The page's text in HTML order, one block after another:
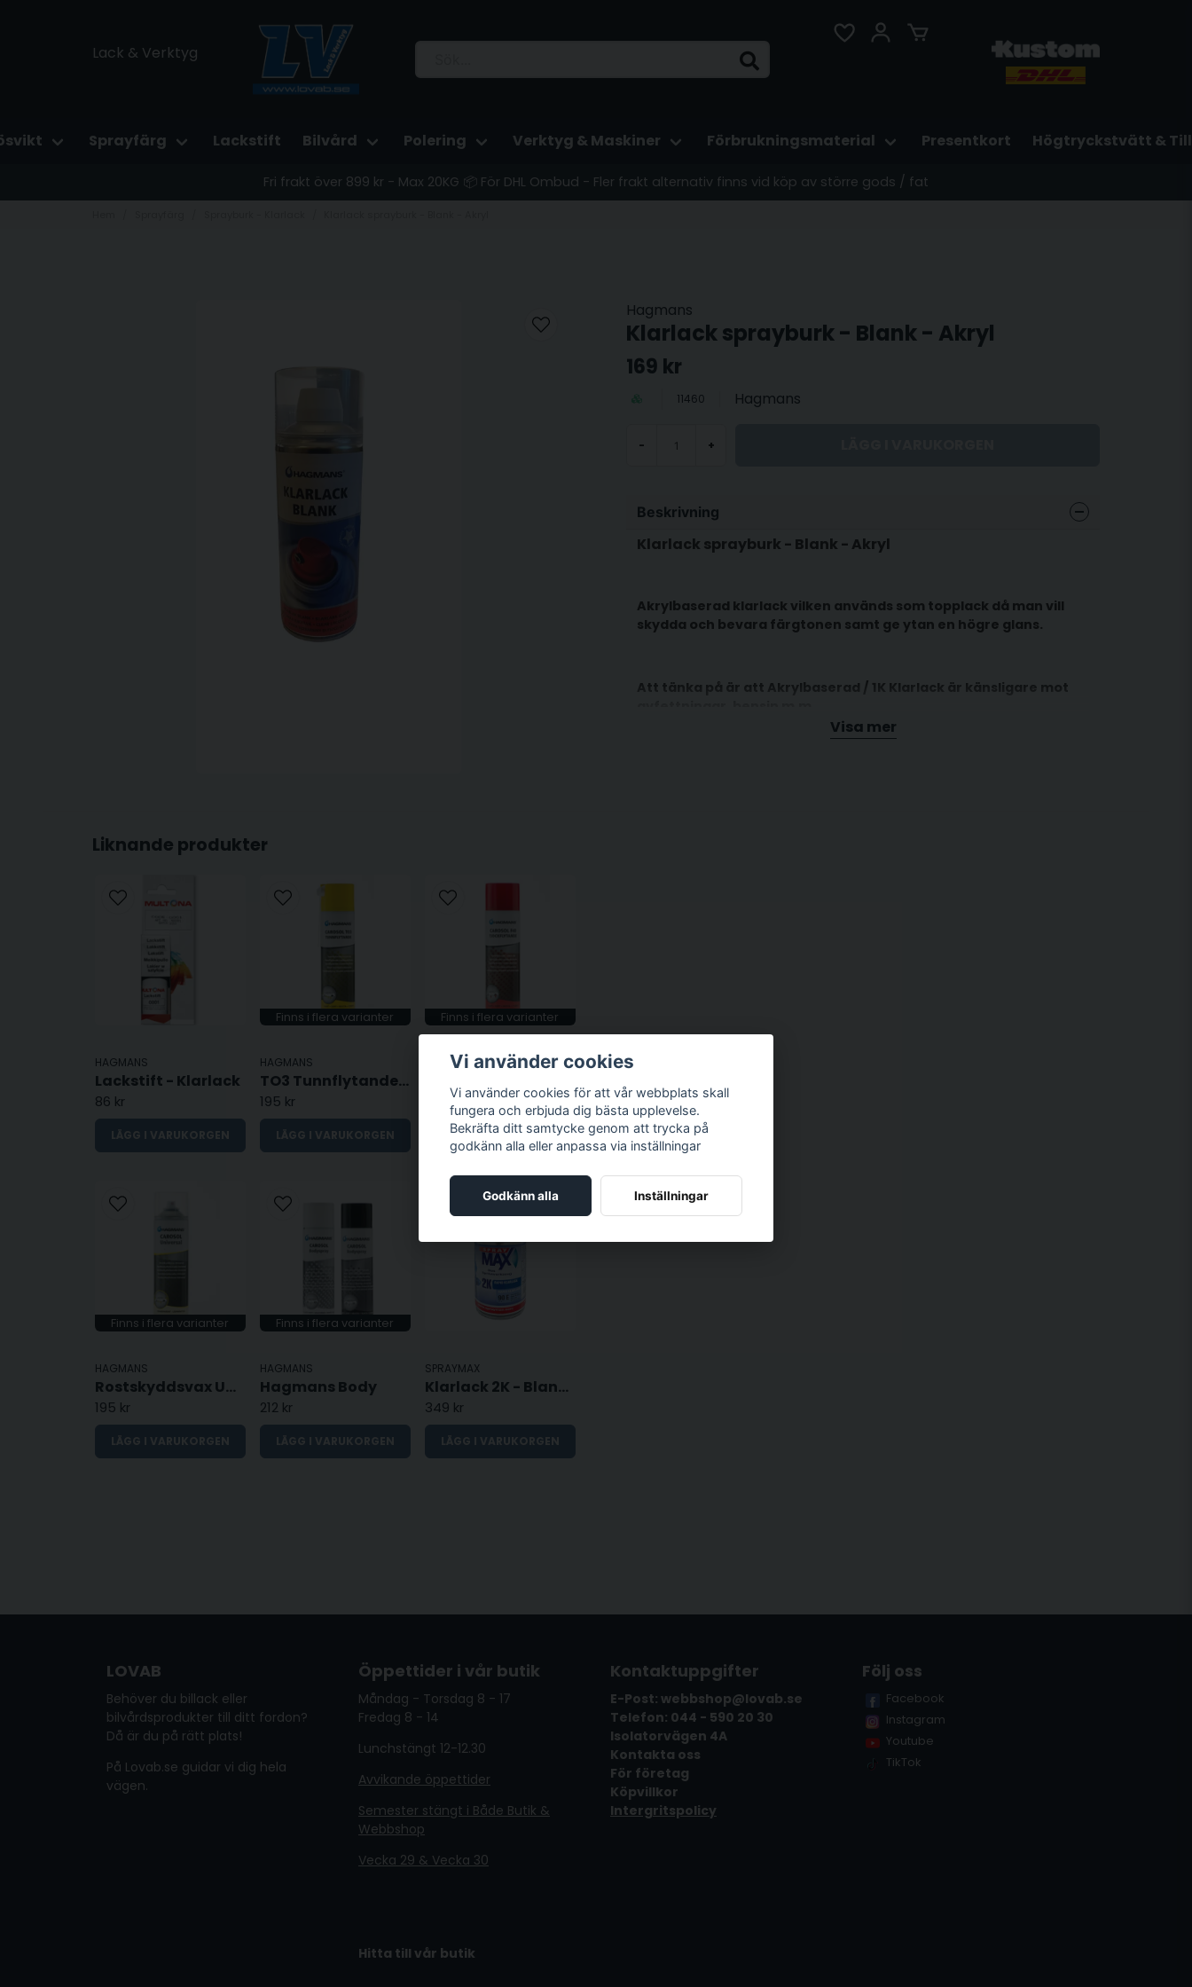
Lack & Verktyg
Sprayfärg Lackstift Bilvård Polering Verktyg & Maskiner Förbrukningsmaterial Presentkort Högtryckstvätt &
Fri frakt över 899 kr - Max 20KG 📦 För DHL Ombud - Fler frakt alternativ finns vid köp av större gods / fat
Hagmans
Klarlack sprayburk - Blank - Akryl
169 kr
11460 Hagmans
- +
Beskrivning
Klarlack sprayburk - Blank - Akryl
Akrylbaserad klarlack vilken används som topplack då man vill
skydda och bevara färgtonen samt ge ytan en högre glans.
Att tänka på är att Akrylbaserad / 1K Klarlack är känsligare mot
Skall något utvändigt på ditt fordon lackeras välj i stället
Visa mer
Liknande produkter
HAGMANS
Lackstift - Klarlack
86 kr
LÄGG I VARUKORGEN
Finns i flera varianter
HAGMANS
TO3 Tunnflytande rostskydd
195 kr
LÄGG I VARUKORGEN
Finns i flera varianter
HAGMANS
193 kr
LÄGG I VARUKORGEN
Finns i flera varianter
HAGMANS
Rostskyddsvax Universal
195 kr
LÄGG I VARUKORGEN
Finns i flera varianter
HAGMANS
Hagmans Body
212 kr
LÄGG I VARUKORGEN
SPRAYMAX
Klarlack 2K - Blank - 250ML
349 kr
LÄGG I VARUKORGEN
LOVAB
Behöver du billack eller
bilvårdsprodukter till ditt fordon?
Då är du på rätt plats!
På Lovab.se guidar vi dig hela
vägen.
Öppettider i vår butik
Måndag - Torsdag 8 - 17
Fredag 8 - 14
Lunchstängt 12-12.30
Avvikande öppettider
Semester stängt i Både Butik &
Webbshop
Vecka 29 & Vecka 30
Hitta till vår butik
Kontaktuppgifter
E-Post: webbshop@lovab.se
Telefon: 044 - 590 20 30
Isolatorvägen 4A
Kontakta oss
För företag
Köpvillkor
Intergritspolicy
Följ oss
Facebook
Instagram
Youtube
TikTok
Vi använder cookies
Vi använder cookies för att vår webbplats skall
fungera och erbjuda dig bästa upplevelse.
Bekräfta ditt samtycke genom att trycka på
godkänn alla eller anpassa via inställningar
Godkänn alla Inställningar